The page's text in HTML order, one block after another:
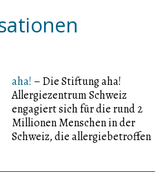
aha! – Die Stiftung aha!
Allergiezentrum Schweiz
engagiert sich für die rund 2
Millionen Menschen in der
Schweiz, die allergiebetroffen